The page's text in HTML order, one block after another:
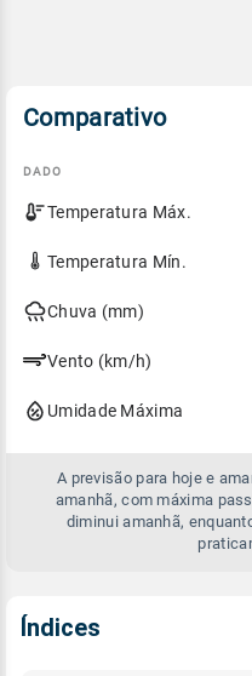
Comparativo
Comparativo
entre
previsão
hoje
DADO
Temperatura Máx.
Temperatura Mín.
Chuva (mm)
Vento (km/h)
Umidade Máxima
A previsão para hoje e
amanhã, com máxima
diminui amanhã,
Índices